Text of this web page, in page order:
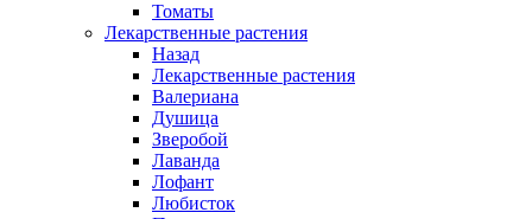
Томаты
Лекарственные растения
Назад
Лекарственные растения
Валериана
Душица
Зверобой
Лаванда
Лофант
Любисток